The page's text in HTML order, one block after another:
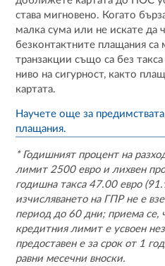
става мигновено. Когато
малка сума или не искате да
безконтактните плащания са
транзакции също са без
ниво на сигурност, както
картата.
Научете още за
плащания.
* Годишният процент на
лимит 2500 евро и лихвен
годишна такса 47.00 евро
изчисляването на ГПР не е
период до 60 дни; приема се,
кредитния лимит е усвоен
предоставен е за срок от 1
равни месечни вноски.